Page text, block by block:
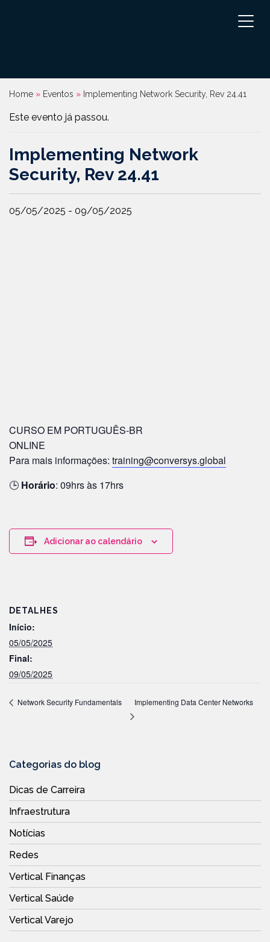
Home » Eventos » Implementing Network Security, Rev 24.41
Este evento já passou.
Implementing Network
Security, Rev 24.41
05/05/2025 - 09/05/2025
CURSO EM PORTUGUÊS-BR
ONLINE
Para mais informações: training@conversys.global
🕒 Horário: 09hrs às 17hrs
Adicionar ao calendário
DETALHES
Início:
05/05/2025
Final:
09/05/2025
Network Security Fundamentals Implementing Data Center Networks
Categorias do blog
Dicas de Carreira
Infraestrutura
Notícias
Redes
Vertical Finanças
Vertical Saúde
Vertical Varejo